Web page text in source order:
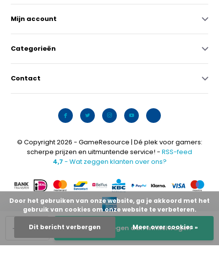
+
- Toevoegen aan winkelwagen
Mijn account
Categorieën
Contact
© Copyright 2026 - GameResource | Dé plek voor gamers:
scherpe prijzen en uitmuntende service! - RSS-feed
4,7 - Wat zeggen klanten over ons?
Door het gebruiken van onze website, ga je akkoord met het
gebruik van cookies om onze website te verbeteren.
Dit bericht verbergen Meer over cookies »